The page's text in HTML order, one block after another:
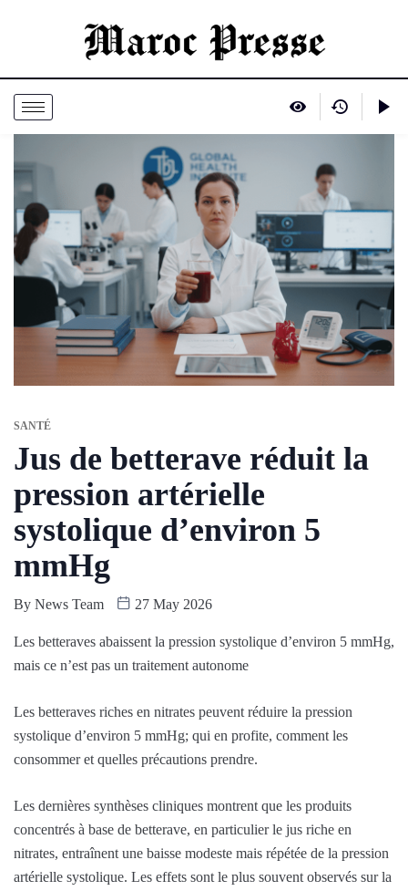
SANTÉ
Jus de betterave réduit la
pression artérielle
systolique d’environ 5
mmHg
By News Team 27 May 2026
Les betteraves abaissent la pression systolique d’environ 5 mmHg,
mais ce n’est pas un traitement autonome
Les betteraves riches en nitrates peuvent réduire la pression
systolique d’environ 5 mmHg; qui en profite, comment les
consommer et quelles précautions prendre.
Les dernières synthèses cliniques montrent que les produits
concentrés à base de betterave, en particulier le jus riche en
nitrates, entraînent une baisse modeste mais répétée de la pression
artérielle systolique. Les effets sont le plus souvent observés sur la